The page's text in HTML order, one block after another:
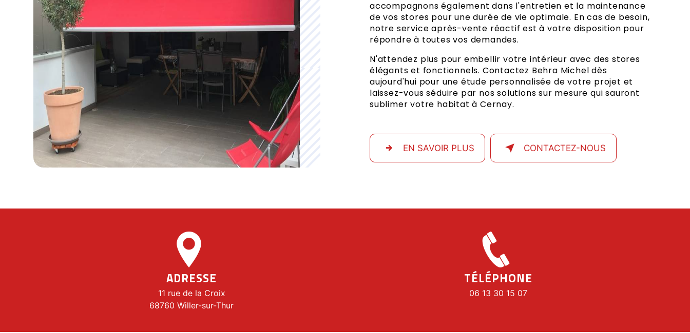
accompagnons également dans l'entretien et la maintenance
de vos stores pour une durée de vie optimale. En cas de besoin,
notre service après-vente réactif est à votre disposition pour
répondre à toutes vos demandes.
N'attendez plus pour embellir votre intérieur avec des stores
élégants et fonctionnels. Contactez Behra Michel dès
aujourd'hui pour une étude personnalisée de votre projet et
laissez-vous séduire par nos solutions sur mesure qui sauront
sublimer votre habitat à Cernay.
EN SAVOIR PLUS CONTACTEZ-NOUS
ADRESSE
11 rue de la Croix
68760 Willer-sur-Thur
TÉLÉPHONE
06 13 30 15 07